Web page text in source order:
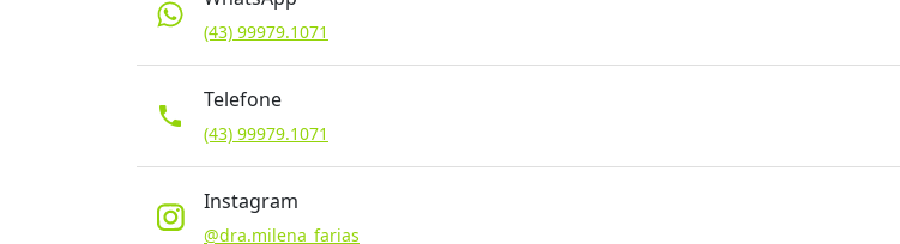
(43) 99979.1071
phone
Telefone
(43) 99979.1071
Instagram
@dra.milena_farias